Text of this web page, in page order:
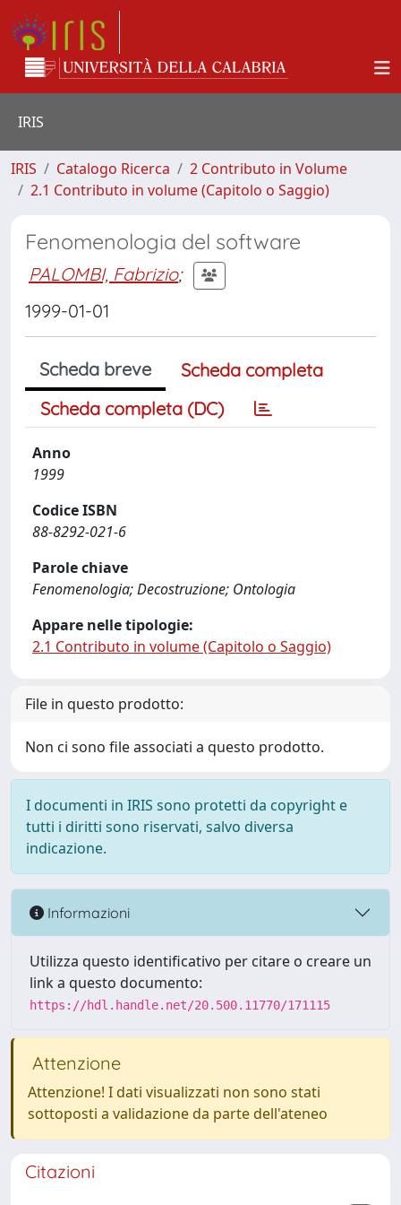
IRIS
IRIS Catalogo Ricerca
2 Contributo in Volume
2.1 Contributo in volume (Capitolo o Saggio)
Fenomenologia del software
PALOMBI, Fabrizio;
1999-01-01
Scheda breve
Scheda completa
Scheda completa (DC)
Anno
1999
Codice ISBN
88-8292-021-6
Parole chiave
Fenomenologia; Decostruzione; Ontologia
Appare nelle tipologie:
2.1 Contributo in volume (Capitolo o Saggio)
File in questo prodotto:
Non ci sono file associati a questo prodotto.
I documenti in IRIS sono protetti da copyright e
tutti i diritti sono riservati, salvo diversa
indicazione.
Informazioni
Utilizza questo identificativo per citare o creare un
link a questo documento:
https://hdl.handle.net/20.500.11770/171115
Attenzione
Attenzione! I dati visualizzati non sono stati
sottoposti a validazione da parte dell'ateneo
Citazioni